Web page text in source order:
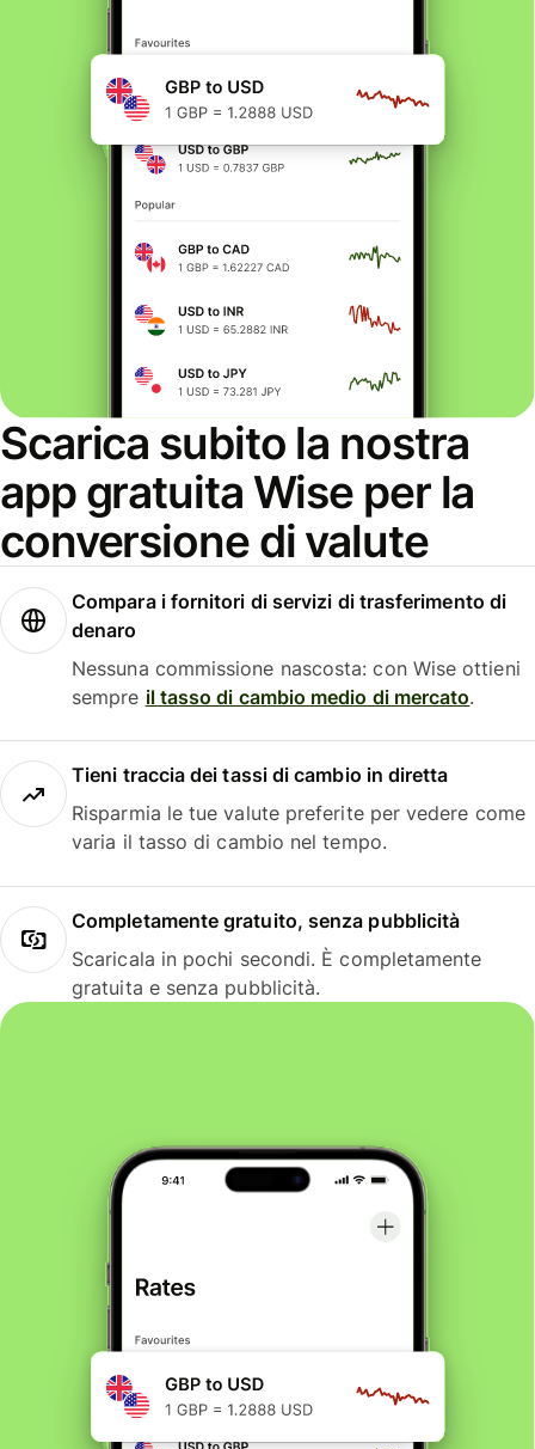
Scarica subito la nostra
app gratuita Wise per la
conversione di valute
Compara i fornitori di servizi di trasferimento di
denaro
Nessuna commissione nascosta: con Wise ottieni
sempre il tasso di cambio medio di mercato.
Tieni traccia dei tassi di cambio in diretta
Risparmia le tue valute preferite per vedere come
varia il tasso di cambio nel tempo.
Completamente gratuito, senza pubblicità
Scaricala in pochi secondi. È completamente
gratuita e senza pubblicità.